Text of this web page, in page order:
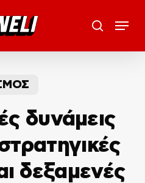
search
Menu
δυνάμεις
δεξαμενές